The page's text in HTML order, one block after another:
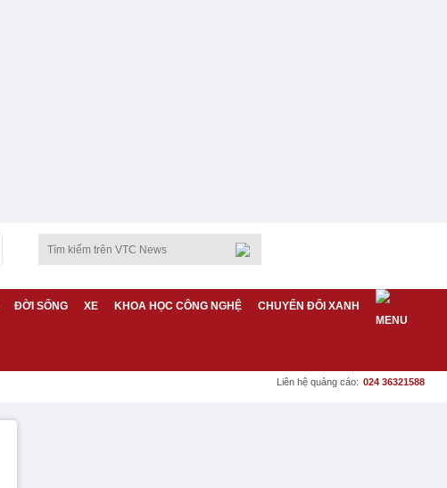
ĐỜI SỐNG XE KHOA HỌC CÔNG NGHỆ CHUYỂN ĐỔI XANH
Liên hệ quảng cáo: 024 36321588